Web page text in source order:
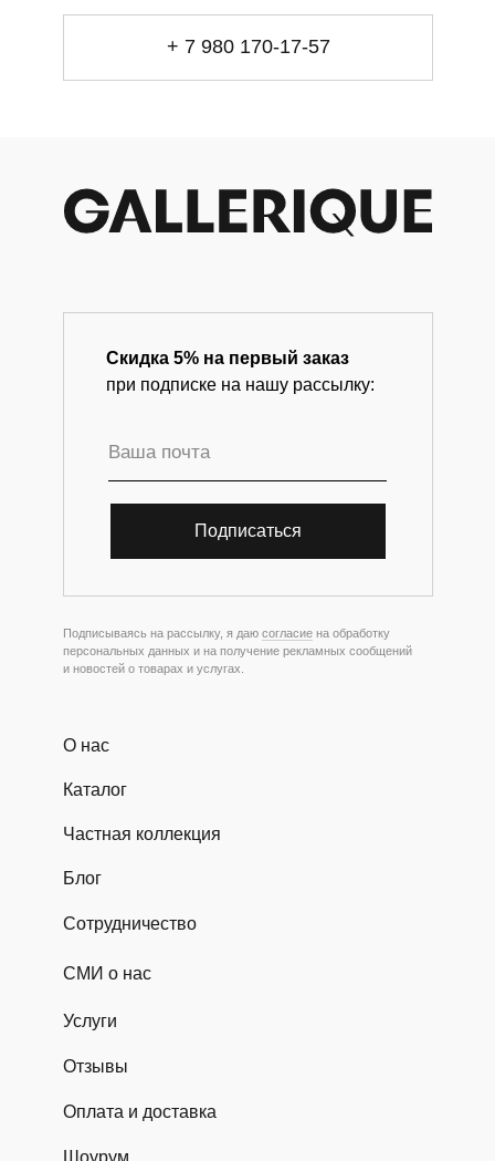
+ 7 980 170-17-57
Скидка 5% на первый заказ
при подписке на нашу рассылку:
Магазин-галерея винтажных предметов и
Подписываясь на рассылку, я даю согласие на обработку
персональных данных и на получение рекламных сообщений
и новостей о товарах и услугах.
Каталог
О нас
Блог
Частная коллекция
Сотрудничество
Услуги
Отзывы
Оплата и доставка
СМИ о нас
Подписаться